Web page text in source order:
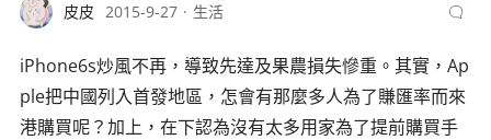
皮皮 2015-9-27 生活
iPhone6s炒風不再，導致先達及果農損失慘重。其實，Ap
ple把中國列入首發地區，怎會有那麼多人為了賺匯率而來
港購買呢？加上，在下認為沒有太多用家為了提前購買手